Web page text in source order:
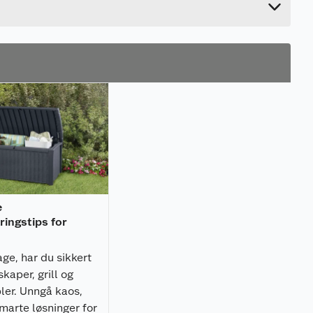
for
har du sikkert
grill og
Unngå kaos,
løsninger for